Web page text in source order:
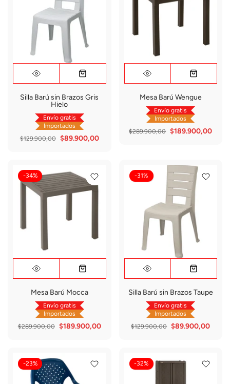
Silla Barú sin Brazos Gris
Hielo
Envío gratis
Importados
$129.900,00 $89.900,00
Mesa Barú Wengue
Envío gratis
Importados
$289.900,00 $189.900,00
-34%
Mesa Barú Mocca
Envío gratis
Importados
$289.900,00 $189.900,00
-31%
Silla Barú sin Brazos Taupe
Envío gratis
Importados
$129.900,00 $89.900,00
-23% -32%